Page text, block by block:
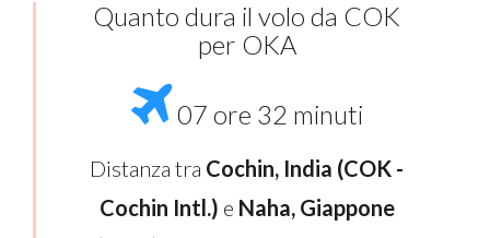
Quanto dura il volo da COK
per OKA
07 ore 32 minuti
Distanza tra Cochin, India (COK -
Cochin Intl.) e Naha, Giappone